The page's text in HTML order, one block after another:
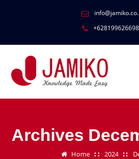
Archives
Home 2024